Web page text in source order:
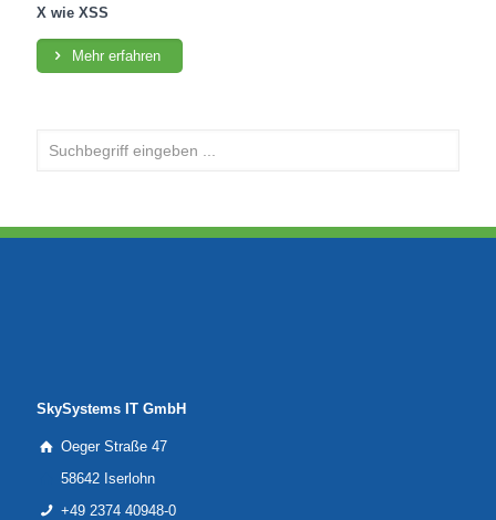
X wie XSS
Mehr erfahren
SkySystems IT GmbH
Oeger Straße 47
58642 Iserlohn
+49 2374 40948-0